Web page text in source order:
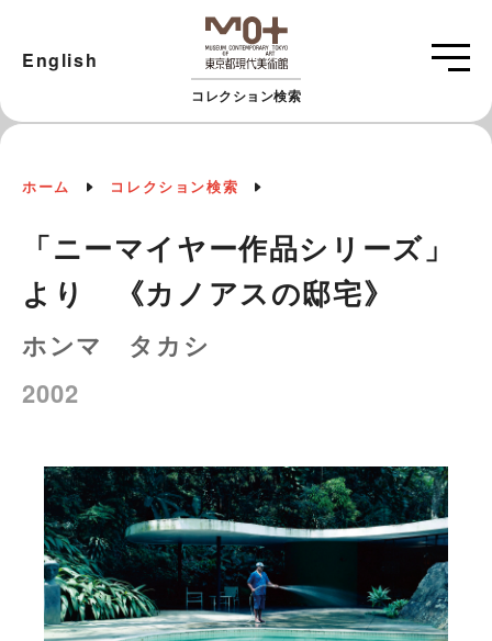
コレクション検索
English
ホーム コレクション検索
「ニーマイヤー作品シリーズ」
より 《カノアスの邸宅》
ホンマ タカシ
2002